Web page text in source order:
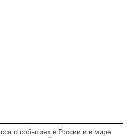
о событиях в России и в мире